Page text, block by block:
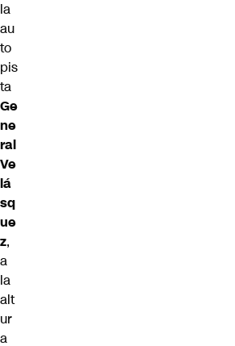
la
au
to
pis
ta
Ge
ne
ral
Ve
lá
sq
ue
z,
a
la
alt
ur
a